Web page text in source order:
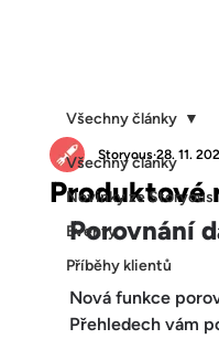
Všechny články
Novinky ze Storyous
Eventy
Příběhy klientů
Všechny články
Produktové
Storyous 28. 11.
Porovnání
Nová funkce
Přehledech vám